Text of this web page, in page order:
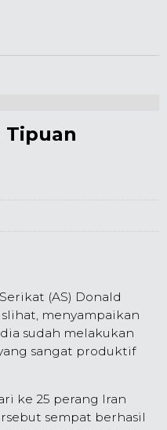
Tipuan
(AS) Donald
menyampaikan
sudah melakukan
sangat produktif
ke 25 perang Iran
sempat berhasil